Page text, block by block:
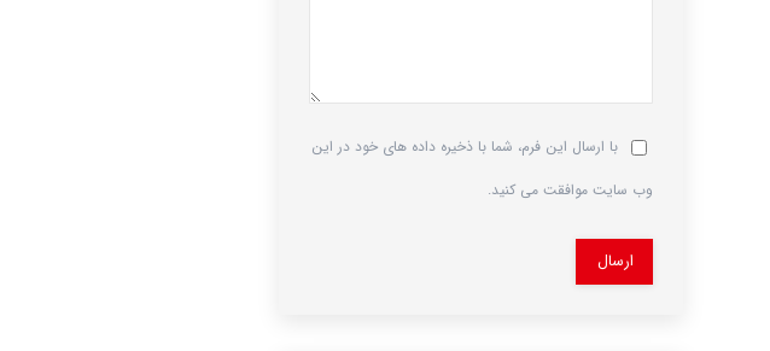
با ارسال این فرم، شما با ذخیره داده های خود در این
وب سایت موافقت می کنید.
ارسال